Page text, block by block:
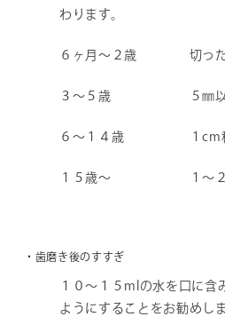
わります。
６ヶ月～２歳 切った
３～５歳 ５㎜以
６～１４歳 １cm
１５歳～ １～２cm
・歯磨き後のすすぎ
１０～１５mlの水を口に含
ようにすることをお勧めし